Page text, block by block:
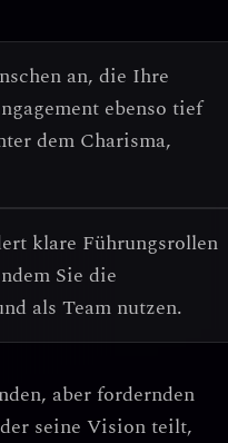
an, die Ihre
ebenso tief
dem Charisma,
klare Führungsrollen
Sie die
als Team nutzen.
aber fordernden
seine Vision teilt,